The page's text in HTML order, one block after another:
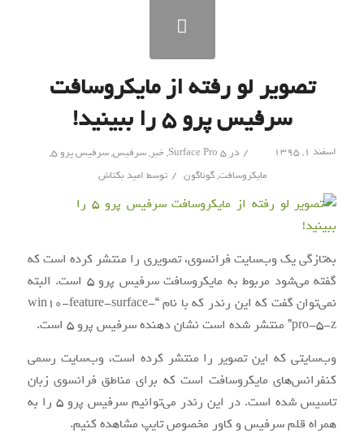
تصویر لو رفته از مایکروسافت
سرفیس پرو ۵ را ببینید!
اسفند ۱, ۱۳۹۵ / درSurface Pro 5
,خبر,سرفیس,سرفیس پرو 5 ,
مایکروسافت,گوناگون / توسط امید بکتاش
به‌تازگی یک وب‌سایت فرانسوی، تصویری را منتشر کرده است که
گفته می‌شود مربوط به مایکروسافت سرفیس پرو 5 است. البته
نمی‌توان گفت که این رندر که با نام “win10-feature-surface-
pro-5-z” منتشر شده است نشان دهنده سرفیس پرو 5 است.
وب‌سایتی که این تصویر را منتشر کرده است، وب‌سایت رسمی
کنفرانس‌های مایکروسافت است که برای مناطق فرانسوی زبان
تاسیس شده است. در این رندر می‌توانیم سرفیس پرو 5 را به
همراه قلم سرفیس و کاور مخصوص تایپ مشاهده کنیم.